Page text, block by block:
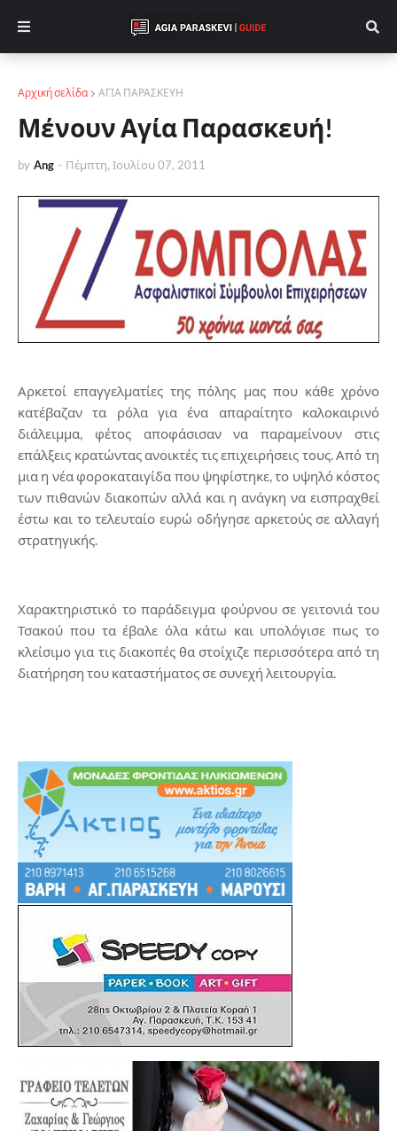
Αρχική σελίδα ΑΓΙΑ ΠΑΡΑΣΚΕΥΗ
Μένουν Αγία Παρασκευή!
by Ang - Πέμπτη, Ιουλίου 07, 2011
Αρκετοί επαγγελματίες της πόλης μας που κάθε χρόνο
κατέβαζαν τα ρόλα για ένα απαραίτητο καλοκαιρινό
διάλειμμα, φέτος αποφάσισαν να παραμείνουν στις
επάλξεις κρατώντας ανοικτές τις επιχειρήσεις τους.Από τη
μια η νέα φοροκαταιγίδα που ψηφίστηκε, το υψηλό κόστος
των πιθανών διακοπών αλλά και η ανάγκη να εισπραχθεί
έστω και το τελευταίο ευρώ οδήγησε αρκετούς σε αλλαγή
στρατηγικής.
Χαρακτηριστικό το παράδειγμα φούρνου σε γειτονιά του
Τσακού που τα έβαλε όλα κάτω και υπολόγισε πως το
κλείσιμο για τις διακοπές θα στοίχιζε περισσότερα από τη
διατήρηση του καταστήματος σε συνεχή λειτουργία.